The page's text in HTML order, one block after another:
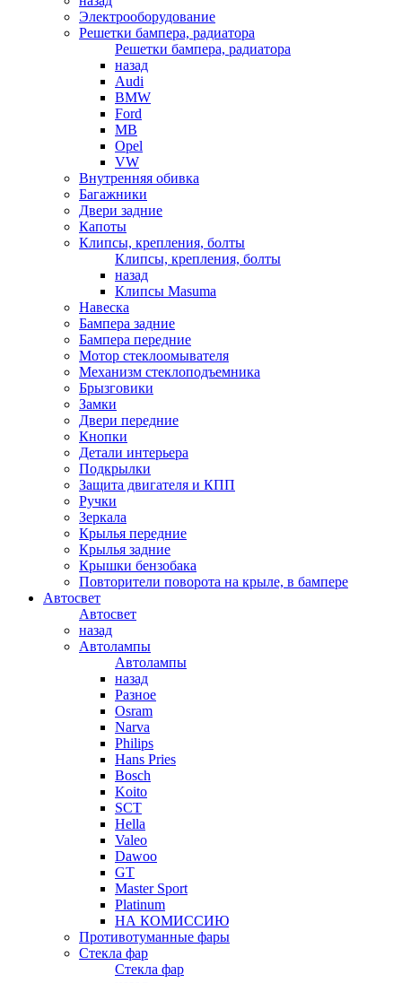
Электрооборудование
Решетки бампера, радиатора
Решетки бампера, радиатора
назад
Audi
BMW
Ford
MB
Opel
VW
Внутренняя обивка
Багажники
Двери задние
Капоты
Клипсы, крепления, болты
Клипсы, крепления, болты
назад
Клипсы Masuma
Навеска
Бампера задние
Бампера передние
Мотор стеклоомывателя
Механизм стеклоподъемника
Брызговики
Замки
Двери передние
Кнопки
Детали интерьера
Подкрылки
Защита двигателя и КПП
Ручки
Зеркала
Крылья передние
Крылья задние
Крышки бензобака
Повторители поворота на крыле, в бампере
Автосвет
Автосвет
назад
Автолампы
Автолампы
назад
Разное
Osram
Narva
Philips
Hans Pries
Bosch
Koito
SCT
Hella
Valeo
Dawoo
GT
Master Sport
Platinum
НА КОМИССИЮ
Противотуманные фары
Стекла фар
Стекла фар